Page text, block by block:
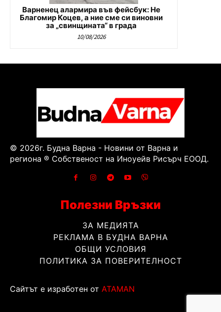
Варненец алармира във фейсбук: Не
Благомир Коцев, а ние сме си виновни
за „свинщината“ в града
10/08/2026
© 2026г. Будна Варна - Новини от Варна и
региона ® Собственост на Иноуейв Рисърч ЕООД.
Полезни Връзки
ЗА МЕДИЯТА
РЕКЛАМА В БУДНА ВАРНА
ОБЩИ УСЛОВИЯ
ПОЛИТИКА ЗА ПОВЕРИТЕЛНОСТ
Сайтът е изработен от ATAMAN